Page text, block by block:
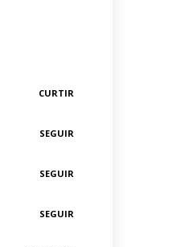
CURTIR
SEGUIR
SEGUIR
SEGUIR